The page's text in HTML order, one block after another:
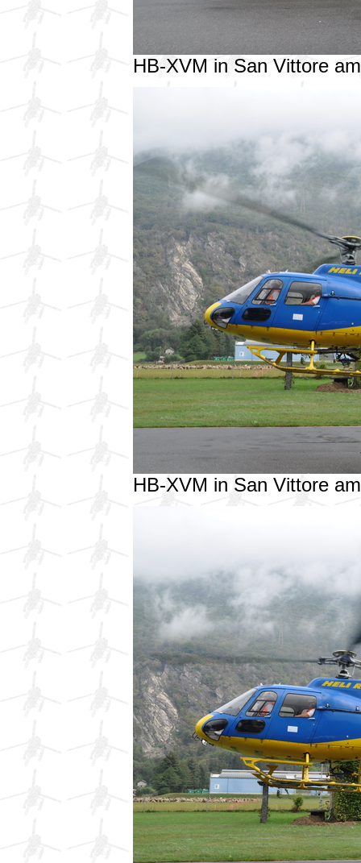
HB-XVM in San Vittore
HB-XVM in San Vittore